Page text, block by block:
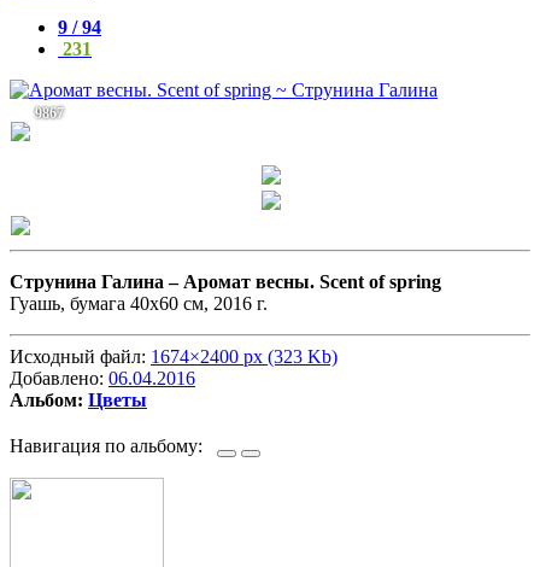
9 / 94
231
9867
Струнина Галина – Аромат весны. Scent of spring
Гуашь, бумага 40х60 см, 2016 г.
Исходный файл: 1674×2400 px (323 Kb)
Добавлено: 06.04.2016
Альбом: Цветы
Навигация по альбому: